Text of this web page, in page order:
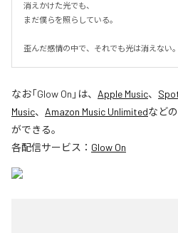
消えかけた光でも、
まだ僕らを照らしている。
歪んだ感情の中で、それでも光は消えない。
なお「Glow On 」は、 Apple Music、
Music、 Amazon Music Unlimitedなど
ができる。
各配信サービス： Glow On